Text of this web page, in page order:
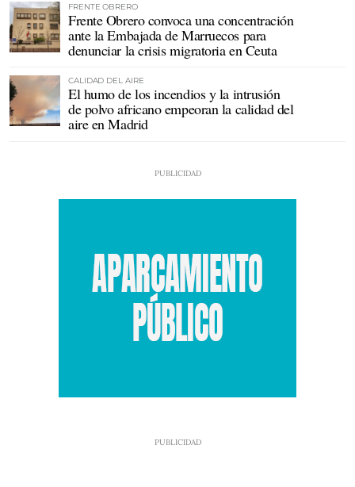
FRENTE OBRERO
Frente Obrero convoca una concentración
ante la Embajada de Marruecos para
denunciar la crisis migratoria en Ceuta
CALIDAD DEL AIRE
El humo de los incendios y la intrusión
de polvo africano empeoran la calidad del
aire en Madrid